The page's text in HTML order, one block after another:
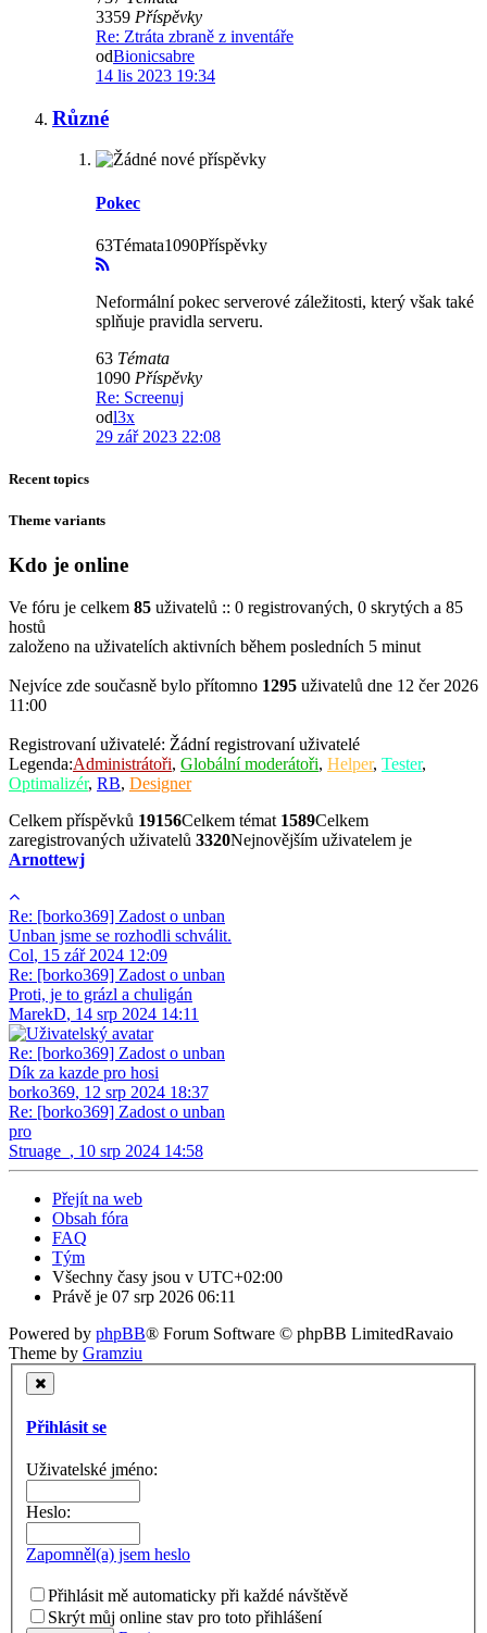
3359 Příspěvky
Re: Ztráta zbraně z inventáře
odBionicsabre
14 lis 2023 19:34
Různé
Pokec
63Témata1090Příspěvky
Neformální pokec serverové záležitosti, který však také
splňuje pravidla serveru.
63 Témata
1090 Příspěvky
Re: Screenuj
odl3x
29 zář 2023 22:08
Recent topics
Theme variants
Kdo je online
Ve fóru je celkem 85 uživatelů :: 0 registrovaných, 0 skrytých a 85
hostů
založeno na uživatelích aktivních během posledních 5 minut
Nejvíce zde současně bylo přítomno 1295 uživatelů dne 12 čer 2026
11:00
Registrovaní uživatelé: Žádní registrovaní uživatelé
Legenda:Administrátoři, Globální moderátoři, Helper, Tester,
Optimalizér, RB, Designer
Celkem příspěvků 19156Celkem témat 1589Celkem
zaregistrovaných uživatelů 3320Nejnovějším uživatelem je
Arnottewj
Re: [borko369] Zadost o unban
Unban jsme se rozhodli schválit.
Col, 15 zář 2024 12:09
Re: [borko369] Zadost o unban
Proti, je to grázl a chuligán
MarekD, 14 srp 2024 14:11
Re: [borko369] Zadost o unban
Dík za kazde pro hosi
borko369, 12 srp 2024 18:37
Re: [borko369] Zadost o unban
pro
Struage_ , 10 srp 2024 14:58
Přejít na web
Obsah fóra
FAQ
Tým
Všechny časy jsou v UTC+02:00
Právě je 07 srp 2026 06:11
Powered by phpBB® Forum Software © phpBB LimitedRavaio
Theme by Gramziu
Přihlásit se
Uživatelské jméno:
Heslo:
Zapomněl(a) jsem heslo
Přihlásit mě automaticky při každé návštěvě
Skrýt můj online stav pro toto přihlášení